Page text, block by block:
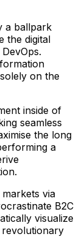
a ballpark
the digital
on the
inside of
seamless
the long
a
via
B2C
visualize